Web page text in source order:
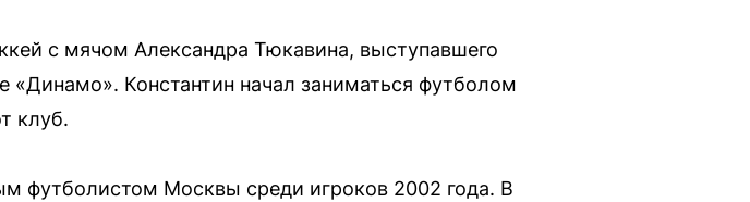
с мячом Александра Тюкавина, выступавшего
«Динамо». Константин начал заниматься футболом
клуб.
футболистом Москвы среди игроков 2002 года. В